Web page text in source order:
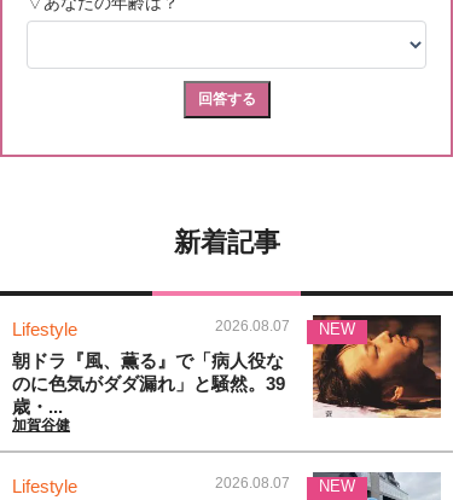
新着記事
Lifestyle 2026.08.07
朝ドラ『風、薫る』で「病人役な
のに色気がダダ漏れ」と騒然。39
歳・...
加賀谷健
NEW
Lifestyle 2026.08.07 NEW